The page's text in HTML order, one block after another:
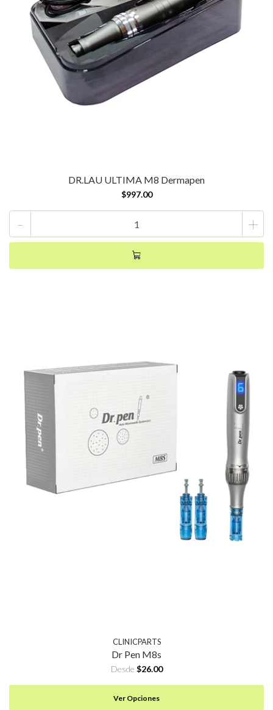
DR.LAU ULTIMA M8 Dermapen
$997.00
- +
CLINICPARTS
Dr Pen M8s
Desde $26.00
Ver Opciones